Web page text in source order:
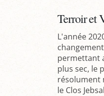
Terroir et
L'année
permettant
plus sec, le
résolument
le Clos